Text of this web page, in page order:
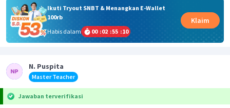
Ikuti Tryout SNBT & Menangkan E-Wallet
100rb
Habis dalam
00 :02 :55 :09
Klaim
N. Puspita
Master Teacher
Jawaban terverifikasi